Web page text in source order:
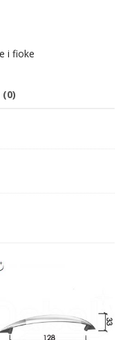
i fioke
(0)